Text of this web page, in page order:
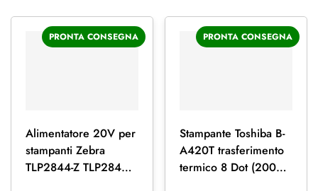
PRONTA CONSEGNA
Alimentatore 20V per
stampanti Zebra
TLP2844-Z TLP2844
PRONTA CONSEGNA
Stampante Toshiba B-
A420T trasferimento
termico 8 Dot (200